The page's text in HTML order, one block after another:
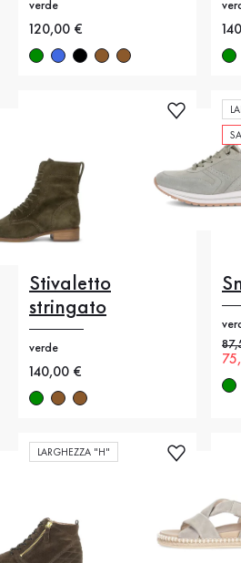
verde
Nuovo prezzo
120,00 €
Stivaletto
stringato
verde
Nuovo prezzo
140,00 €
LARGHEZZA "H"